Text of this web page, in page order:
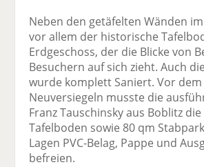
Neben den getäfelten Wänden
vor allem der historische
Erdgeschoss, der die Blicke von
Besuchern auf sich zieht. Auch
wurde komplett Saniert. Vor
Neuversiegeln musste die
Franz Tauschinsky aus Boblitz
Tafelboden sowie 80 qm
Lagen PVC-Belag, Pappe und
befreien.